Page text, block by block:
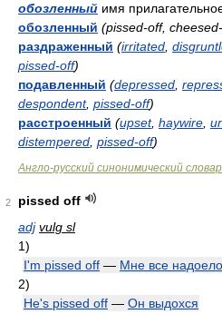
обозленный имя
обозленный (pissed-off,
раздраженный (irritated
pissed-off)
подавленный (depressed
despondent, pissed-off)
расстроенный (upset, haywire
distempered pissed-off)
Англо-русский синонимический
2
pissed off
adj vulg sl
1)
I'm pissed off — Мне все надоело
2)
He's pissed off — Он выдохся